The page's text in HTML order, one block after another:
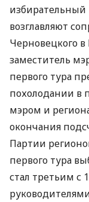
избирательный
возглавляют
Черновецкого
заместитель
первого тура
похолодании в
мэром и
окончания
Партии
первого тура
стал третьим с